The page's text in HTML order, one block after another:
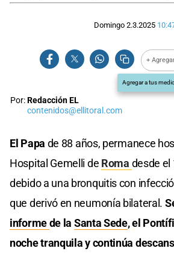
Domingo 2.3.2025
+
Agregar a tus
Por:Redacción EL
contenidos@ellitoral.com
El Papa de 88 años, permanece
Hospital Gemelli de Roma desde el
debido a una bronquitis con
que derivó en neumonía bilateral.
informede la Santa Sede, el
noche tranquila y continúa